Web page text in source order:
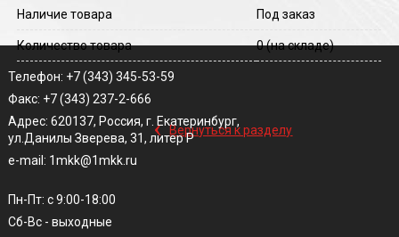
Наличие товара Под заказ
Количество товара 0(на складе)
‹ Вернуться к разделу
Телефон: +7 (343) 345-53-59
Факс: +7 (343) 237-2-666
Адрес: 620137, Россия, г. Екатеринбург,
ул.Данилы Зверева, 31, литер Р
e-mail: 1mkk@1mkk.ru
Пн-Пт: с 9:00-18:00
Сб-Вс - выходные